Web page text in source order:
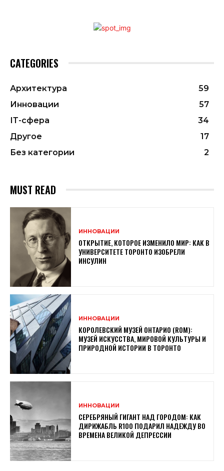
CATEGORIES
Архитектура
59
Инновации
57
ІТ-сфера
34
Другое
17
Без категории
2
MUST READ
ИННОВАЦИИ
ОТКРЫТИЕ, КОТОРОЕ ИЗМЕНИЛО МИР: КАК В
УНИВЕРСИТЕТЕ ТОРОНТО ИЗОБРЕЛИ
ИНСУЛИН
ИННОВАЦИИ
КОРОЛЕВСКИЙ МУЗЕЙ ОНТАРИО (ROM):
МУЗЕЙ ИСКУССТВА, МИРОВОЙ КУЛЬТУРЫ И
ПРИРОДНОЙ ИСТОРИИ В ТОРОНТО
ИННОВАЦИИ
СЕРЕБРЯНЫЙ ГИГАНТ НАД ГОРОДОМ: КАК
ДИРИЖАБЛЬ R100 ПОДАРИЛ НАДЕЖДУ ВО
ВРЕМЕНА ВЕЛИКОЙ ДЕПРЕССИИ